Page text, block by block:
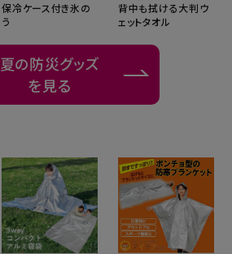
保冷ケース付き氷の
う
背中も拭ける大判ウ
ェットタオル
夏の防災グッズ
を見る